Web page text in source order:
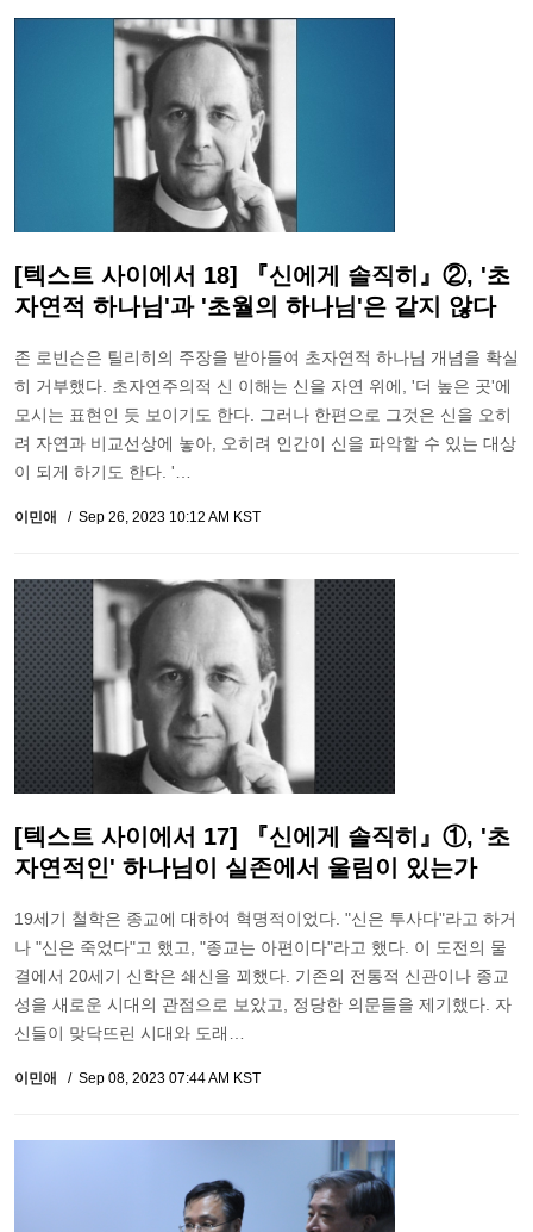
[텍스트 사이에서 18] 『신에게 솔직히』②, '초
자연적 하나님'과 '초월의 하나님'은 같지 않다
존 로빈슨은 틸리히의 주장을 받아들여 초자연적 하나님 개념을 확실
히 거부했다. 초자연주의적 신 이해는 신을 자연 위에, '더 높은 곳'에
모시는 표현인 듯 보이기도 한다. 그러나 한편으로 그것은 신을 오히
려 자연과 비교선상에 놓아, 오히려 인간이 신을 파악할 수 있는 대상
이 되게 하기도 한다. '…
이민애 Sep 26, 2023 10:12 AM KST
[텍스트 사이에서 17] 『신에게 솔직히』①, '초
자연적인' 하나님이 실존에서 울림이 있는가
19세기 철학은 종교에 대하여 혁명적이었다. "신은 투사다"라고 하거
나 "신은 죽었다"고 했고, "종교는 아편이다"라고 했다. 이 도전의 물
결에서 20세기 신학은 쇄신을 꾀했다. 기존의 전통적 신관이나 종교
성을 새로운 시대의 관점으로 보았고, 정당한 의문들을 제기했다. 자
신들이 맞닥뜨린 시대와 도래…
이민애 Sep 08, 2023 07:44 AM KST